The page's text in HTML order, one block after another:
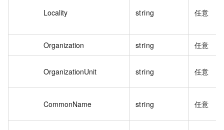
Locality string 任意
Organization string 任意
OrganizationUnit string 任意
CommonName string 任意